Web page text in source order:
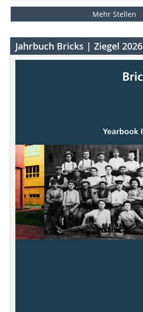
Mehr Stellen
Jahrbuch Bricks | Ziegel 2026